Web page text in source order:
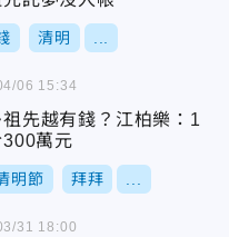
清明
先越有錢？江柏樂：1
萬元
明節 拜拜
06 15:34
31 18:00